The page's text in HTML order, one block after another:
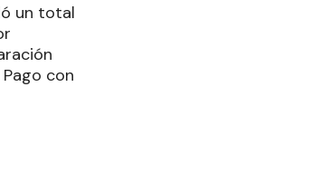
un total
con